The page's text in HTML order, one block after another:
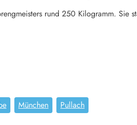
rund 250 Kilogramm. Sie
München Pullach